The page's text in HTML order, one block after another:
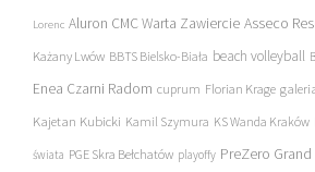
Lorenc Aluron CMC Warta Zawiercie Asseco
Każany Lwów BBTS Bielsko-Biała beach volleyball
Enea Czarni Radom cuprum Florian Krage
Kajetan Kubicki Kamil Szymura KS Wanda Kraków
świata PGE Skra Bełchatów playoffy PreZero Grand